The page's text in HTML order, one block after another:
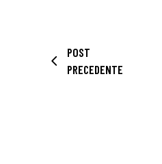
POST
PRECEDENTE